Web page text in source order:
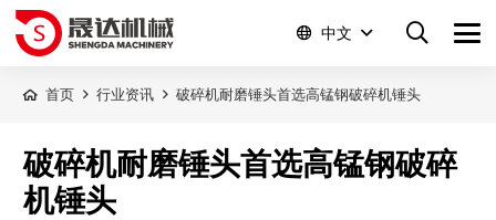
中文
首页 行业资讯 破碎机耐磨锤头首选高锰钢破碎机锤头
破碎机耐磨锤头首选高锰钢破碎
机锤头